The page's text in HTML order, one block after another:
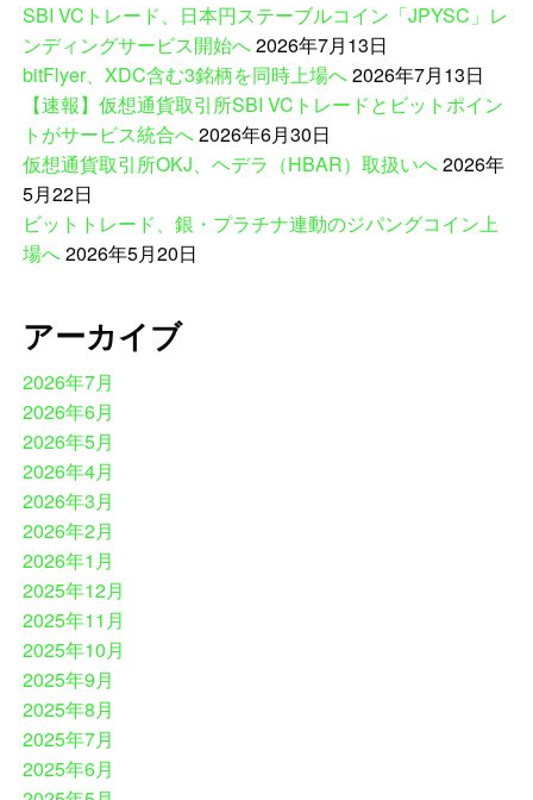
SBI VCトレード、日本円ステーブルコイン「JPYSC」レ
ンディングサービス開始へ2026年7月13日
bitFlyer、XDC含む3銘柄を同時上場へ2026年7月13日
【速報】仮想通貨取引所SBI VCトレードとビットポイン
トがサービス統合へ2026年6月30日
仮想通貨取引所OKJ、ヘデラ（HBAR）取扱いへ2026年
5月22日
ビットトレード、銀・プラチナ連動のジパングコイン上
場へ2026年5月20日
アーカイブ
2026年7月
2026年6月
2026年5月
2026年4月
2026年3月
2026年2月
2026年1月
2025年12月
2025年11月
2025年10月
2025年9月
2025年8月
2025年7月
2025年6月